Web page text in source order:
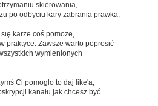
skierowania,
po odbyciu kary zabrania prawka.
karze coś pomoże,
praktyce. Zawsze warto poprosić
wymienionych
Ci pomogło to daj like'a,
kanału jak chcesz być